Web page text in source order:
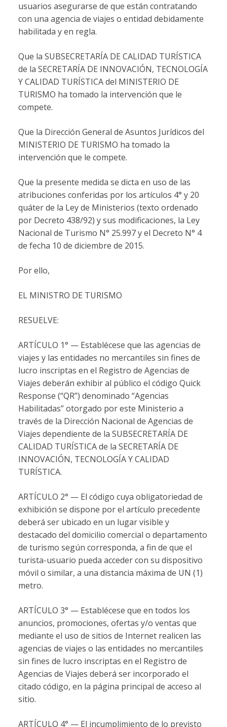
usuarios asegurarse de que están contratando
con una agencia de viajes o entidad debidamente
habilitada y en regla.
Que la SUBSECRETARÍA DE CALIDAD TURÍSTICA
de la SECRETARÍA DE INNOVACIÓN, TECNOLOGÍA
Y CALIDAD TURÍSTICA del MINISTERIO DE
TURISMO ha tomado la intervención que le
compete.
Que la Dirección General de Asuntos Jurídicos del
MINISTERIO DE TURISMO ha tomado la
intervención que le compete.
Que la presente medida se dicta en uso de las
atribuciones conferidas por los artículos 4° y 20
quáter de la Ley de Ministerios (texto ordenado
por Decreto 438/92) y sus modificaciones, la Ley
Nacional de Turismo N° 25.997 y el Decreto N° 4
de fecha 10 de diciembre de 2015.
Por ello,
EL MINISTRO DE TURISMO
RESUELVE:
ARTÍCULO 1° — Establécese que las agencias de
viajes y las entidades no mercantiles sin fines de
lucro inscriptas en el Registro de Agencias de
Viajes deberán exhibir al público el código Quick
Response (“QR”) denominado “Agencias
Habilitadas” otorgado por este Ministerio a
través de la Dirección Nacional de Agencias de
Viajes dependiente de la SUBSECRETARÍA DE
CALIDAD TURÍSTICA de la SECRETARÍA DE
INNOVACIÓN, TECNOLOGÍA Y CALIDAD
TURÍSTICA.
ARTÍCULO 2° — El código cuya obligatoriedad de
exhibición se dispone por el artículo precedente
deberá ser ubicado en un lugar visible y
destacado del domicilio comercial o departamento
de turismo según corresponda, a fin de que el
turista-usuario pueda acceder con su dispositivo
móvil o similar, a una distancia máxima de UN (1)
metro.
ARTÍCULO 3° — Establécese que en todos los
anuncios, promociones, ofertas y/o ventas que
mediante el uso de sitios de Internet realicen las
agencias de viajes o las entidades no mercantiles
sin fines de lucro inscriptas en el Registro de
Agencias de Viajes deberá ser incorporado el
citado código, en la página principal de acceso al
sitio.
ARTÍCULO 4° — El incumplimiento de lo previsto